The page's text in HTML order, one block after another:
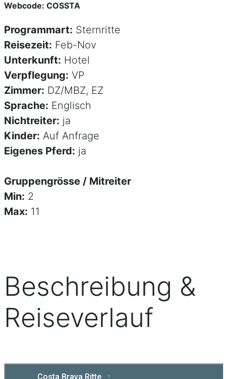
Webcode: COSSTA
Programmart: Sternritte
Reisezeit: Feb-Nov
Unterkunft: Hotel
Verpflegung: VP
Zimmer: DZ/MBZ, EZ
Sprache: Englisch
Nichtreiter: ja
Kinder: Auf Anfrage
Eigenes Pferd: ja
Gruppengrösse / Mitreiter
Min: 2
Max: 11
Beschreibung &
Reiseverlauf